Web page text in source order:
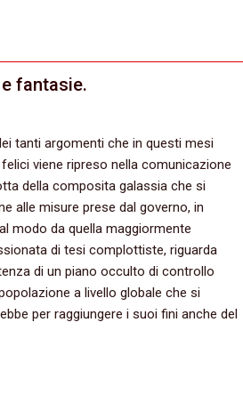
fantasie.
tanti argomenti che in questi mesi
viene ripreso nella comunicazione
della composita galassia che si
alle misure prese dal governo, in
modo da quella maggiormente
di tesi complottiste, riguarda
di un piano occulto di controllo
a livello globale che si
per raggiungere i suoi fini anche del